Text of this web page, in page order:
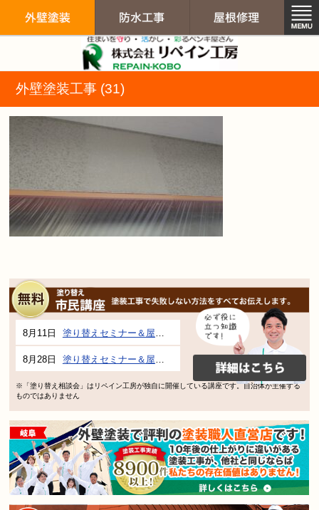
外壁塗装工事 (31)
8月11日 塗り替えセミナー＆屋根、外壁の塗り替え市民講座 inぎふメディアコスモス
8月28日 塗り替えセミナー＆屋根、外壁の塗り替え市民講座 inぎふメディアコスモス
※「塗り替え相談会」はリペイン工房が独自に開催している講座です。自治体が主催する
ものではありません